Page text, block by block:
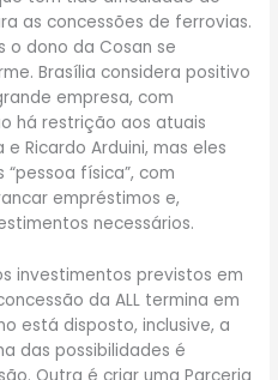
as concessões de ferrovias.
o dono da Cosan se
Brasília considera positivo
empresa, com
há restrição aos atuais
Ricardo Arduini, mas eles
física”, com
empréstimos e,
necessários.
investimentos previstos em
da ALL termina em
está disposto, inclusive, a
das possibilidades é